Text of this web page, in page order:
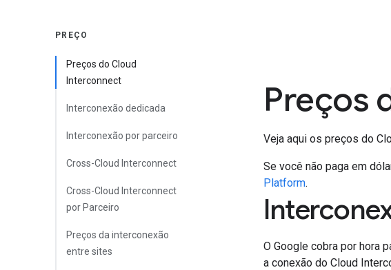
PREÇO
Preços do Cloud
Interconnect
Interconexão dedicada
Interconexão por parceiro
Cross-Cloud Interconnect
Cross-Cloud Interconnect
por Parceiro
Preços da interconexão
entre sites
Preços
Veja aqui os preços do
Se você não paga em
Platform.
O Google cobra por hora
a conexão do Cloud